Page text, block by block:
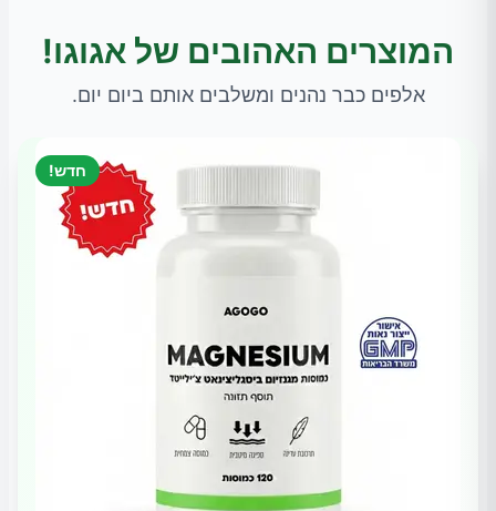
המוצרים האהובים של אגוגו!
אלפים כבר נהנים ומשלבים אותם ביום יום.
חדש!